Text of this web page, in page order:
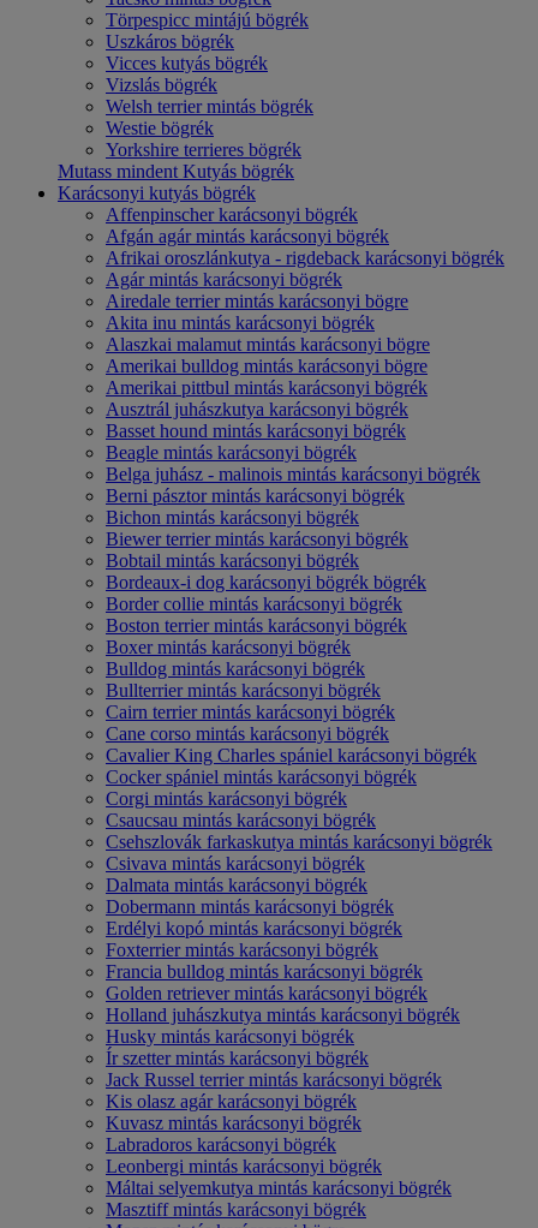
Törpespicc mintájú bögrék
Uszkáros bögrék
Vicces kutyás bögrék
Vizslás bögrék
Welsh terrier mintás bögrék
Westie bögrék
Yorkshire terrieres bögrék
Mutass mindent Kutyás bögrék
Karácsonyi kutyás bögrék
Affenpinscher karácsonyi bögrék
Afgán agár mintás karácsonyi bögrék
Afrikai oroszlánkutya - rigdeback karácsonyi bögrék
Agár mintás karácsonyi bögrék
Airedale terrier mintás karácsonyi bögre
Akita inu mintás karácsonyi bögrék
Alaszkai malamut mintás karácsonyi bögre
Amerikai bulldog mintás karácsonyi bögre
Amerikai pittbul mintás karácsonyi bögrék
Ausztrál juhászkutya karácsonyi bögrék
Basset hound mintás karácsonyi bögrék
Beagle mintás karácsonyi bögrék
Belga juhász - malinois mintás karácsonyi bögrék
Berni pásztor mintás karácsonyi bögrék
Bichon mintás karácsonyi bögrék
Biewer terrier mintás karácsonyi bögrék
Bobtail mintás karácsonyi bögrék
Bordeaux-i dog karácsonyi bögrék bögrék
Border collie mintás karácsonyi bögrék
Boston terrier mintás karácsonyi bögrék
Boxer mintás karácsonyi bögrék
Bulldog mintás karácsonyi bögrék
Bullterrier mintás karácsonyi bögrék
Cairn terrier mintás karácsonyi bögrék
Cane corso mintás karácsonyi bögrék
Cavalier King Charles spániel karácsonyi bögrék
Cocker spániel mintás karácsonyi bögrék
Corgi mintás karácsonyi bögrék
Csaucsau mintás karácsonyi bögrék
Csehszlovák farkaskutya mintás karácsonyi bögrék
Csivava mintás karácsonyi bögrék
Dalmata mintás karácsonyi bögrék
Dobermann mintás karácsonyi bögrék
Erdélyi kopó mintás karácsonyi bögrék
Foxterrier mintás karácsonyi bögrék
Francia bulldog mintás karácsonyi bögrék
Golden retriever mintás karácsonyi bögrék
Holland juhászkutya mintás karácsonyi bögrék
Husky mintás karácsonyi bögrék
Ír szetter mintás karácsonyi bögrék
Jack Russel terrier mintás karácsonyi bögrék
Kis olasz agár karácsonyi bögrék
Kuvasz mintás karácsonyi bögrék
Labradoros karácsonyi bögrék
Leonbergi mintás karácsonyi bögrék
Máltai selyemkutya mintás karácsonyi bögrék
Masztiff mintás karácsonyi bögrék